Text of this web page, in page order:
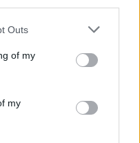
Outs
of my
my
mod horisonten